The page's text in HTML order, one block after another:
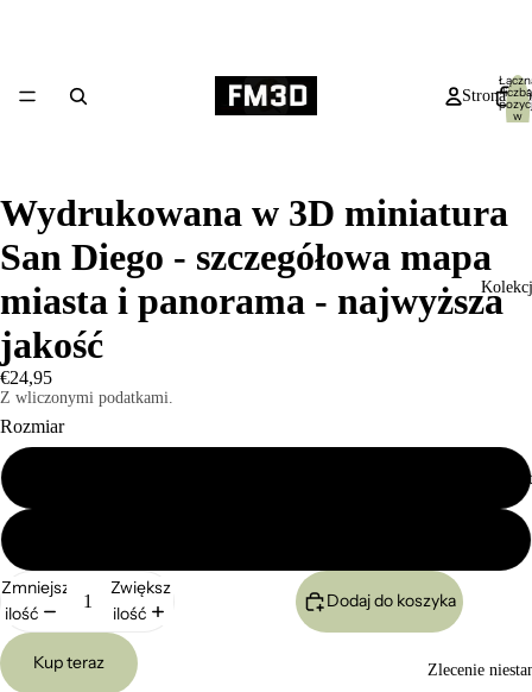
Strona
Zlecenie
liczba
w
Wydrukowana w 3D miniatura
San Diego - szczegółowa mapa
miasta i panorama - najwyższa
jakość
€24,95
Z wliczonymi podatkami.
Rozmiar
Zmniejsz
ilość
Zwiększ
ilość
Dodaj do koszyka
Kup teraz